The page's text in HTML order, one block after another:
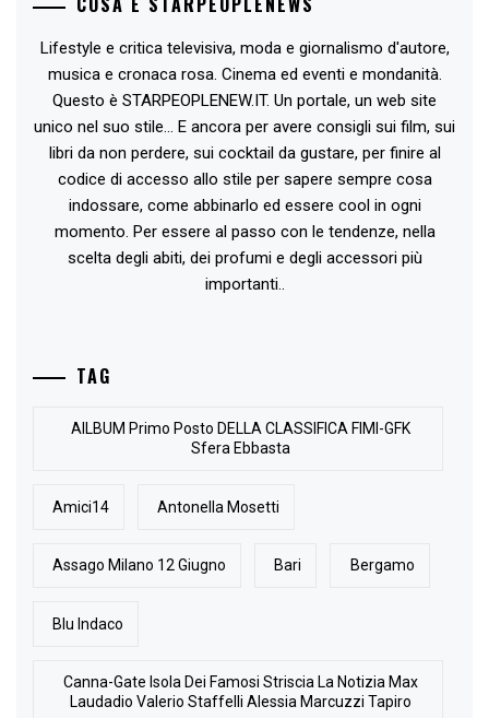
Lifestyle e critica televisiva, moda e giornalismo d'autore,
musica e cronaca rosa. Cinema ed eventi e mondanità.
Questo è STARPEOPLENEW.IT. Un portale, un web site
unico nel suo stile... E ancora per avere consigli sui film, sui
libri da non perdere, sui cocktail da gustare, per finire al
codice di accesso allo stile per sapere sempre cosa
indossare, come abbinarlo ed essere cool in ogni
momento. Per essere al passo con le tendenze, nella
scelta degli abiti, dei profumi e degli accessori più
importanti..
TAG
AlLBUM Primo Posto DELLA CLASSIFICA FIMI-GFK
Sfera Ebbasta
Amici14 Antonella Mosetti
Assago Milano 12 Giugno Bari Bergamo
Blu Indaco
Canna-Gate Isola Dei Famosi Striscia La Notizia Max
Laudadio Valerio Staffelli Alessia Marcuzzi Tapiro